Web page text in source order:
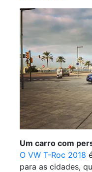
Um carro com
O VW T-Roc 2018
para as cidades,